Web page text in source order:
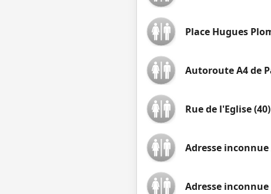
Place Hugues
Autoroute A4 de
Rue de l'Eglise (40)
Adresse
Adresse